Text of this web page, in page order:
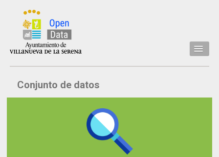
Inicio
Datos
Conjunto de datos